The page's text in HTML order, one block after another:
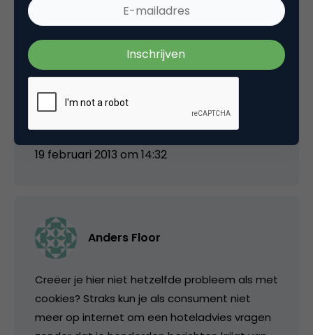
Edwin Vlems
Leuk voorbeeld inderdaad Sjors, feitelijk doe je
niks anders met cookies.
19 februari 2013 om 14:32
Anders Floor
Creëer je hier niet hetzelfde probleem als met
cookies? Straks kun je als consument niet
meer op internet om een hoteladvies vragen